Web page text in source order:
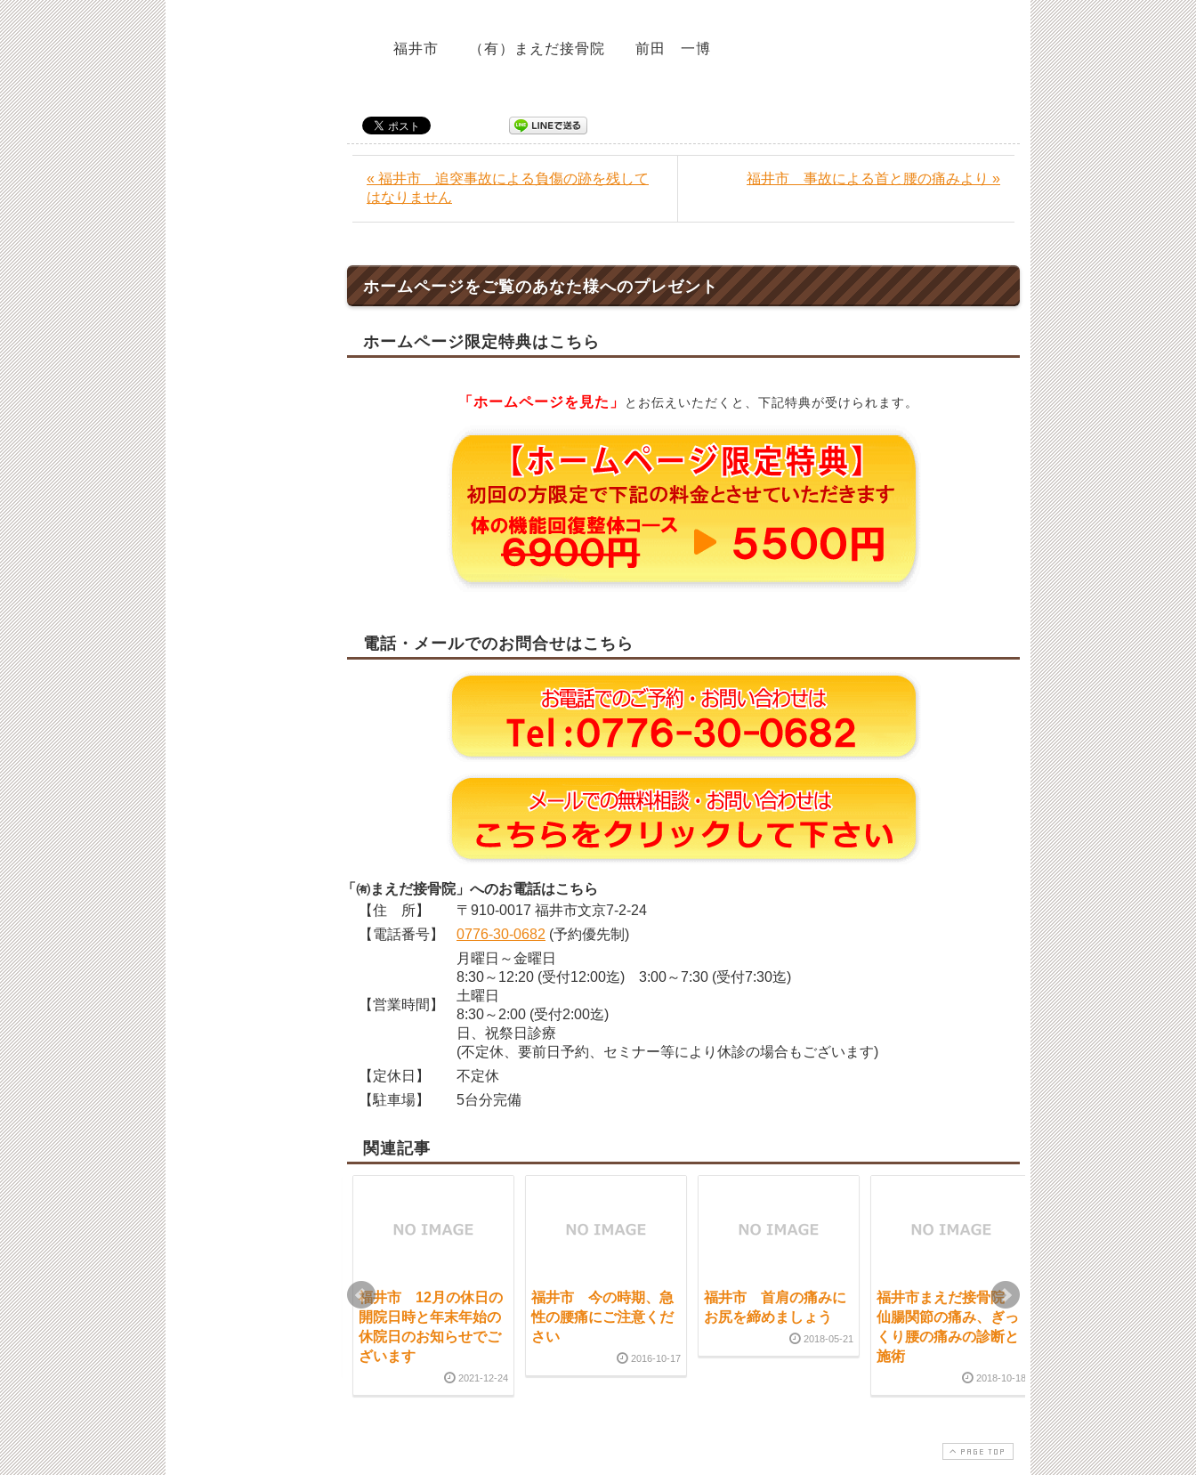
福井市 （有）まえだ接骨院 前田 一博
« 福井市 追突事故による負傷の跡を残して
はなりません
福井市 事故による首と腰の痛みより »
ホームページをご覧のあなた様へのプレゼント
ホームページ限定特典はこちら
「ホームページを見た」 とお伝えいただくと、下記特典が受けられます。
電話・メールでのお問合せはこちら
「㈲まえだ接骨院」へのお電話はこちら
【住 所】
〒910-0017 福井市文京7-2-24
【電話番号】
0776-30-0682 (予約優先制)
【営業時間】
月曜日～金曜日
8:30～12:20 (受付12:00迄) 3:00～7:30 (受付7:30迄)
土曜日
8:30～2:00 (受付2:00迄)
日、祝祭日診療
(不定休、要前日予約、セミナー等により休診の場合もございます)
【定休日】
不定休
【駐車場】
5台分完備
関連記事
福井市 顎関節症
2018-04-16
福井市 12月の休日の
開院日時と年末年始の
休院日のお知らせでご
ざいます
2021-12-24
福井市 今の時期、急
性の腰痛にご注意くだ
さい
2016-10-17
福井市 首肩の痛みに
お尻を締めましょう
2018-05-21
福井市まえだ接骨院
仙腸関節の痛み、ぎっ
くり腰の痛みの診断と
施術
2018-10-18
福井市 これからも腰
痛に関する情報を発信
して参ります
2017-02-
PAGE TOP